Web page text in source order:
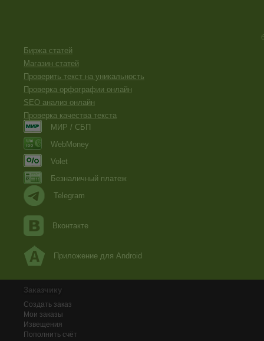
Биржа статей
Магазин статей
Проверить текст на уникальность
Проверка орфографии онлайн
SEO анализ онлайн
Проверка качества текста
МИР / СБП
WebMoney
Volet
Безналичный платеж
Telegram
Вконтакте
Приложение для Android
Заказчику
Создать заказ
Мои заказы
Извещения
Пополнить счёт